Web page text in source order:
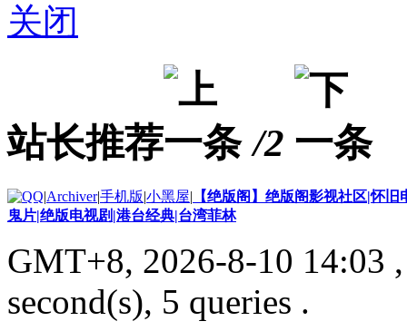
关闭
站长推荐 /2
|Archiver|手机版|小黑屋| 【绝版阁】绝版阁影视社区|怀
鬼片|绝版电视剧|港台经典|台湾菲林
GMT+8, 2026-8-10 14:03
second(s), 5 queries .